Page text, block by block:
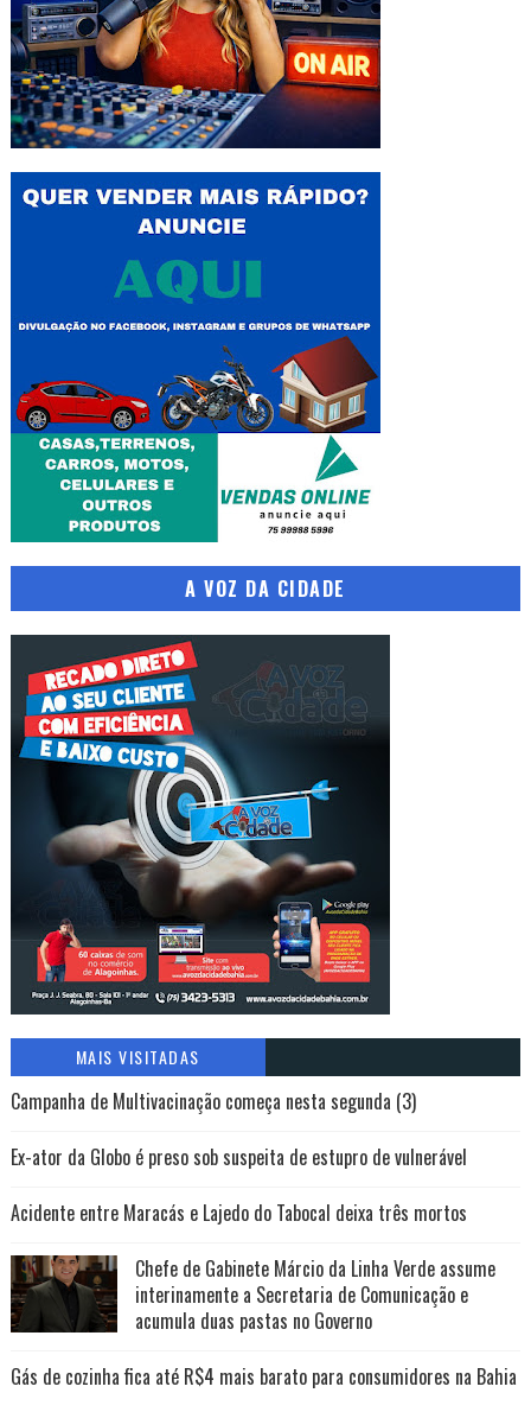
A VOZ DA CIDADE
MAIS VISITADAS
Campanha de Multivacinação começa nesta segunda (3)
Ex-ator da Globo é preso sob suspeita de estupro de vulnerável
Acidente entre Maracás e Lajedo do Tabocal deixa três mortos
Chefe de Gabinete Márcio da Linha Verde assume
interinamente a Secretaria de Comunicação e
acumula duas pastas no Governo
Gás de cozinha fica até R$4 mais barato para consumidores na Bahia